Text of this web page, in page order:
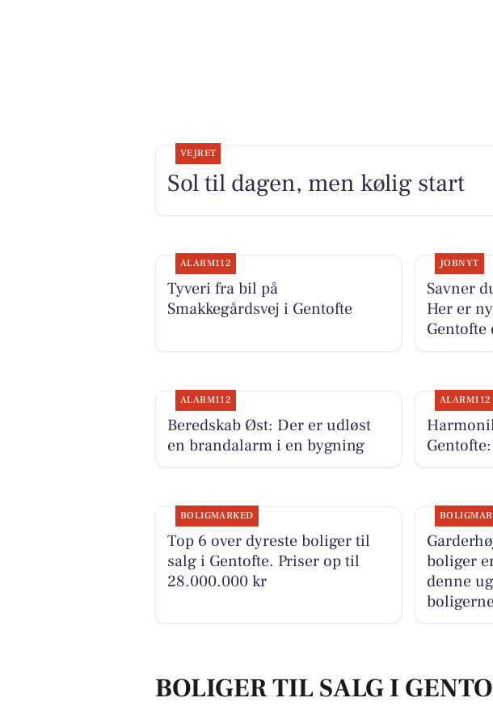
VEJRET
Sol til dagen, men kølig start
ALARM112
Tyveri fra bil på
Smakkegårdsvej i Gentofte
JOBNYT
Savner
Her er
Gentofte
ALARM112
Beredskab Øst: Der er udløst
en brandalarm i en bygning
ALARM112
BOLIGMARKED
Top 6 over dyreste boliger til
salg i Gentofte. Priser op til
28.000.000 kr
boliger
denne
BOLIGER TIL SALG I